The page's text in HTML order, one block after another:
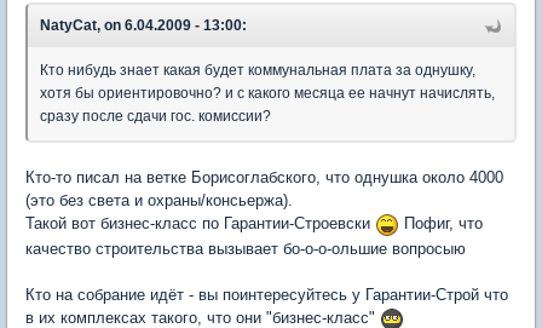
NatyCat, on 6.04.2009 - 13:00:
Кто нибудь знает какая будет коммунальная плата за однушку,
хотя бы ориентировочно? и с какого месяца ее начнут начислять,
сразу после сдачи гос. комиссии?
Кто-то писал на ветке Борисоглабского, что однушка около 4000
(это без света и охраны/консьержа).
Такой вот бизнес-класс по Гарантии-Строевски
Пофиг, что
качество строительства вызывает бо-о-о-ольшие вопросыю
Кто на собрание идёт - вы поинтересуйтесь у Гарантии-Строй что
в их комплексах такого, что они "бизнес-класс"